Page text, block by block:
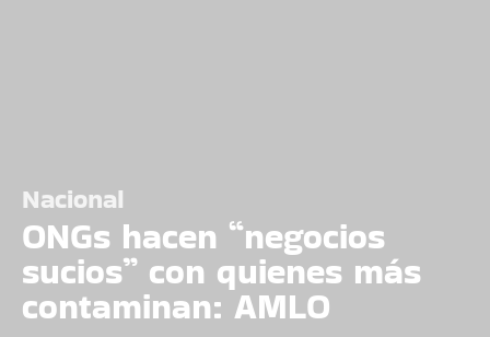
Nacional
ONGs hacen “negocios
sucios” con quienes más
contaminan: AMLO